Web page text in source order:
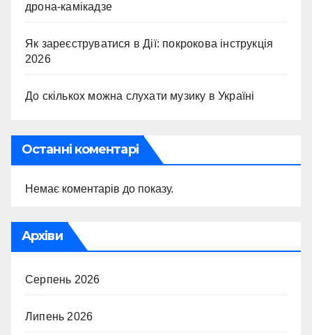
дрона-камікадзе
Як зареєструватися в Дії: покрокова інструкція
2026
До скількох можна слухати музику в Україні
Останні коментарі
Немає коментарів до показу.
Архіви
Серпень 2026
Липень 2026